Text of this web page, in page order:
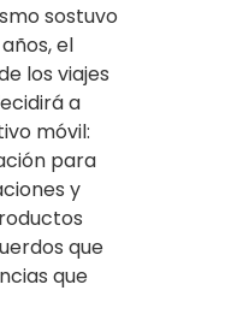
sostuvo
el
los viajes
a
móvil:
para
y
que
que